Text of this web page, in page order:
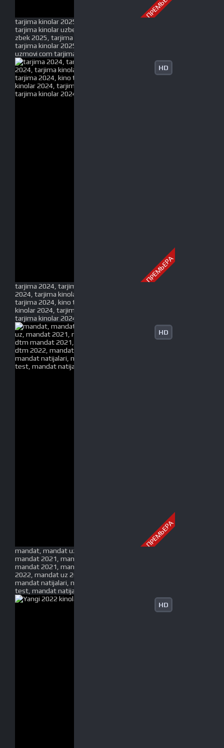
tarjima kinolar 2025, uzbek tarjima kinolar 2025,
tarjima kinolar uzbek tilida 2025, tarjima kinolar o
zbek 2025, tarjima kinolar o zbek tilida 2025, yangi
tarjima kinolar 2025, uzmovi tarjima kinolar 2025,
uzmovi com tarjima kinolar 2025, uzbekcha t
HD
ПРЕМЬЕРА
tarjima 2024, tarjima kinolar 2024, uzbek tarjima
2024, tarjima kinolar tilida tilida 2024, uzbek tilida
tarjima 2024, kino tarjima 2024, uzbek tarjima
kinolar 2024, tarjima kinolar 2024 uzbek tilida,
tarjima kinolar 2024 o zbek, tarjima kinolar 2024
HD
ПРЕМЬЕРА
mandat, mandat uz, mandat dtm, mandat dtm uz,
mandat 2021, mandat 2022, mandat uz 2021, dtm
mandat 2021, mandat dtm uz 2021, mandat dtm
2022, mandat uz 2022, mandat dtm uz 2022,
mandat natijalari, mandat uz natijalari, mandat
test, mandat natijalari
HD